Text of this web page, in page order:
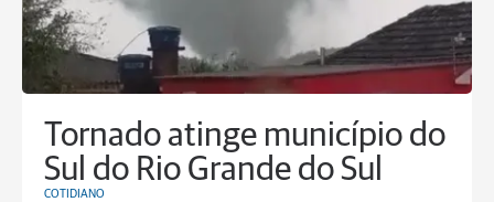
Tornado atinge município do
Sul do Rio Grande do Sul
COTIDIANO